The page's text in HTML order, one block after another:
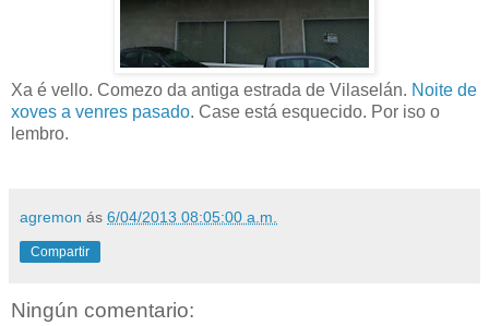
Xa é vello. Comezo da antiga estrada de Vilaselán. Noite de
xoves a venres pasado. Case está esquecido. Por iso o
lembro.
agremon ás 6/04/2013 08:05:00 a.m.
Compartir
Ningún comentario: